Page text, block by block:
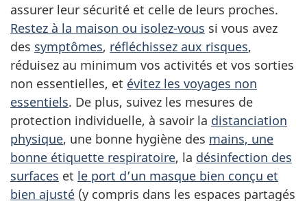
assurer leur sécurité et celle de leurs proches.
Restez à la maison ou isolez-vous si vous avez
des symptômes, réfléchissez aux risques,
réduisez au minimum vos activités et vos sorties
non essentielles, et évitez les voyages non
essentiels. De plus, suivez les mesures de
protection individuelle, à savoir la distanciation
physique, une bonne hygiène des mains, une
bonne étiquette respiratoire, la désinfection des
surfaces et le port d’un masque bien conçu et
bien ajusté (y compris dans les espaces partagés